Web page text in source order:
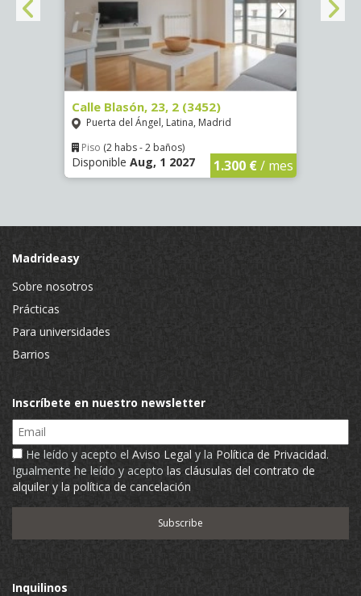
Calle Blasón, 23, 2 (3452)
Puerta del Ángel, Latina, Madrid
Piso (2 habs - 2 baños)
Disponible Aug, 1 2027 1.300 €/ mes
Madrideasy
Sobre nosotros
Prácticas
Para universidades
Barrios
Inscríbete en nuestro newsletter
Email
He leído y acepto el Aviso Legal y la Política de Privacidad.
Igualmente he leído y acepto las cláusulas del contrato de
alquiler y la política de cancelación
Inquilinos